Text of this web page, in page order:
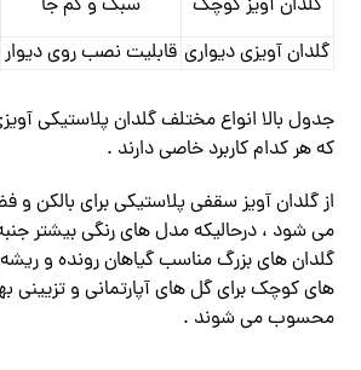
گلدان آویزی دیواری قابلیت نصب روی دیوار
جدول بالا انواع مختلف گلدان پلاستیکی
که هر کدام کاربرد خاصی دارند .
از گلدان آویز سقفی پلاستیکی برای بالکن و
می شود ، درحالیکه مدل‌ های رنگی بیشتر
گلدان‌ های بزرگ مناسب گیاهان رونده و
های کوچک برای گل ‌های آپارتمانی و تزیینی
محسوب می شوند .